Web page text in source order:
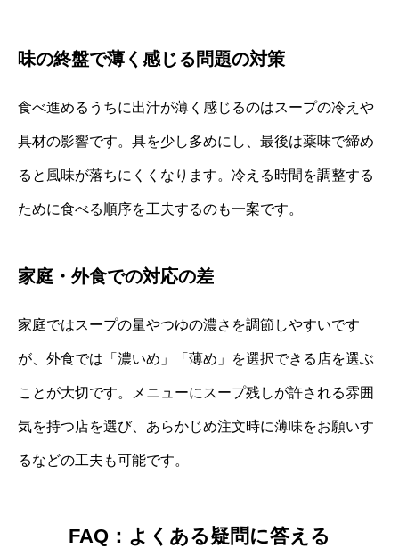
味の終盤で薄く感じる問題の対策
食べ進めるうちに出汁が薄く感じるのはスープの冷えや
具材の影響です。具を少し多めにし、最後は薬味で締め
ると風味が落ちにくくなります。冷える時間を調整する
ために食べる順序を工夫するのも一案です。
家庭・外食での対応の差
家庭ではスープの量やつゆの濃さを調節しやすいです
が、外食では「濃いめ」「薄め」を選択できる店を選ぶ
ことが大切です。メニューにスープ残しが許される雰囲
気を持つ店を選び、あらかじめ注文時に薄味をお願いす
るなどの工夫も可能です。
FAQ：よくある疑問に答える